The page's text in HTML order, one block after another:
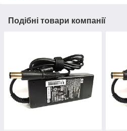
Подібні товари компанії